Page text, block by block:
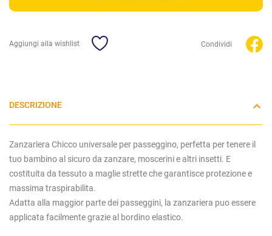
Aggiungi alla wishlist Condividi
DESCRIZIONE
Zanzariera Chicco universale per passeggino, perfetta per tenere il
tuo bambino al sicuro da zanzare, moscerini e altri insetti. E
costituita da tessuto a maglie strette che garantisce protezione e
massima traspirabilita.
Adatta alla maggior parte dei passeggini, la zanzariera puo essere
applicata facilmente grazie al bordino elastico.